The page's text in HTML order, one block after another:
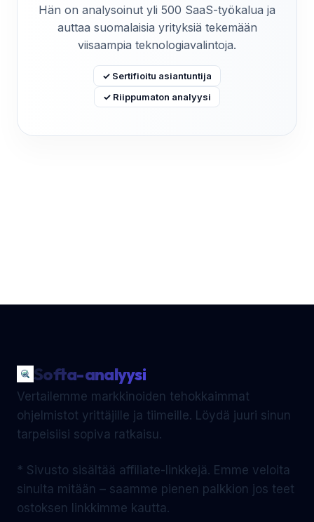
Hän on analysoinut yli 500 SaaS-työkalua ja
auttaa suomalaisia yrityksiä tekemään
viisaampia teknologiavalintoja.
✓ Sertifioitu asiantuntija
✓ Riippumaton analyysi
Softa-analyysi
Vertailemme markkinoiden tehokkaimmat
ohjelmistot yrittäjille ja tiimeille. Löydä juuri sinun
tarpeisiisi sopiva ratkaisu.
* Sivusto sisältää affiliate-linkkejä. Emme veloita
sinulta mitään – saamme pienen palkkion jos teet
ostoksen linkkimme kautta.